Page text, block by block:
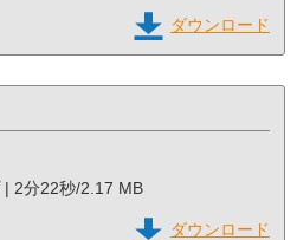
ダウンロード
2分22秒/2.17 MB
ダウンロード